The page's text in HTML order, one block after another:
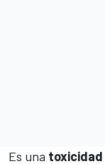
Es una toxicidad